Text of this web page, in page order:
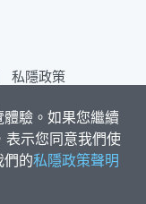
驗。如果您繼續
表示您同意我們使
的私隱政策聲明
私隱政策